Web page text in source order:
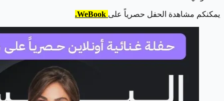
يمكنكم مشاهدة الحفل حصرياً على